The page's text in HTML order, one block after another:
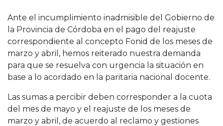
Ante el incumplimiento inadmisible del Gobierno de
la Provincia de Córdoba en el pago del reajuste
correspondiente al concepto Fonid de los meses de
marzo y abril, hemos reiterado nuestra demanda
para que se resuelva con urgencia la situación en
base a lo acordado en la paritaria nacional docente.
Las sumas a percibir deben corresponder a la cuota
del mes de mayo y el reajuste de los meses de
marzo y abril, de acuerdo al reclamo y gestiones